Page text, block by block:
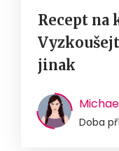
Recept na
jinak
Doba